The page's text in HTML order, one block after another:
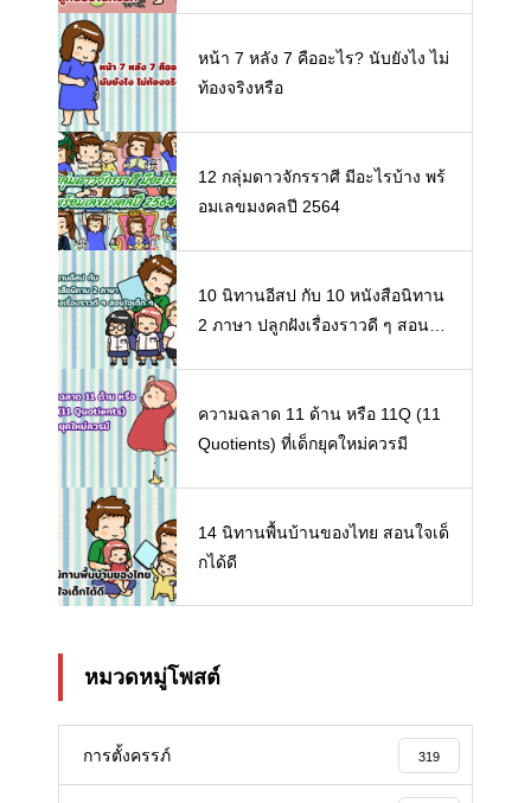
หน้า 7 หลัง 7 คืออะไร? นับยังไง ไม่
ท้องจริงหรือ
12 กลุ่มดาวจักรราศี มีอะไรบ้าง พร้
อมเลขมงคลปี 2564
10 นิทานอีสป กับ 10 หนังสือนิทาน
2 ภาษา ปลูกฝังเรื่องราวดี ๆ สอนใจ
ความฉลาด 11 ด้าน หรือ 11Q (11
Quotients) ที่เด็กยุคใหม่ควรมี
14 นิทานพื้นบ้านของไทย สอนใจเด็
กได้ดี
หมวดหมู่โพสต์
การตั้งครรภ์ 319